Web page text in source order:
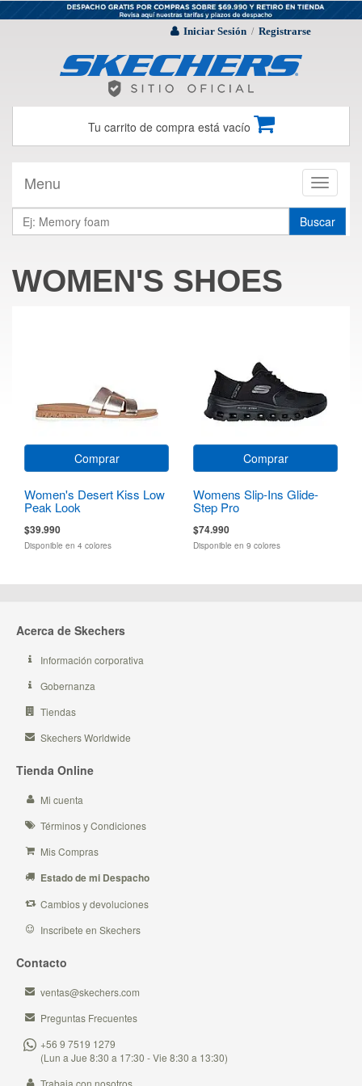
Iniciar Sesión / Registrarse
Tu carrito de compra está vacío
Toggle
Menu
Buscar
WOMEN'S SHOES
Comprar
Women's Desert Kiss Low
Peak Look
$39.990
Disponible en 4 colores
Comprar
Womens Slip-Ins Glide-
Step Pro
$74.990
Disponible en 9 colores
Acerca de Skechers
Información corporativa
Gobernanza
Tiendas
Skechers Worldwide
Tienda Online
Mi cuenta
Términos y Condiciones
Mis Compras
Estado de mi Despacho
Cambios y devoluciones
Inscribete en Skechers
Contacto
ventas@skechers.com
Preguntas Frecuentes
+56 9 7519 1279
(Lun a Jue 8:30 a 17:30 - Vie 8:30 a 13:30)
Trabaja con nosotros